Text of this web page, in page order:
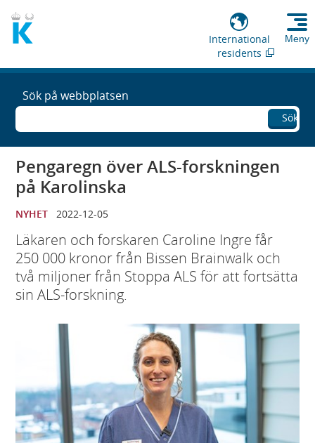
International
residents
Meny
Sök på webbplatsen
Sök
Pengaregn över ALS-forskningen
på Karolinska
NYHET 2022-12-05
Läkaren och forskaren Caroline Ingre får
250 000 kronor från Bissen Brainwalk och
två miljoner från Stoppa ALS för att fortsätta
sin ALS-forskning.